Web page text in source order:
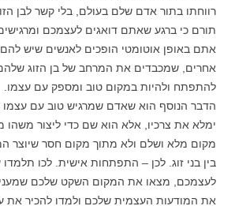
רווחתו בתור אדם שלם בעולם, בלי קשר לבן
תורם כי ברגע שאתם דואגים לעצמכם
אתם באופן אוטומטי הופכים לאנשים שיש
אחרים, שמכבדים את המרחב של בן הזוג
להתפתח ולהיות במקום טוב ומספק עם עצמו.
הדבר הנוסף הוא שאדם שמרגיש טוב עם
ימלא את צרכיו, אלא הוא שם כדי ליצור
מקום מלא ושלם ולא מתוך מקום חסר שיוצר
בין בני זוג. לכן – התפתחות אישית. לכו
לעצמכם, מצאו את המקום השקט שלכם
את המודעות העצמית שלכם ולמדו להכיר את